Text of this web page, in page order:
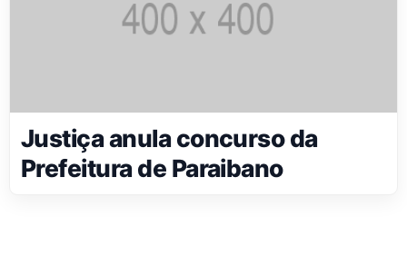
Justiça anula concurso da
Prefeitura de Paraibano